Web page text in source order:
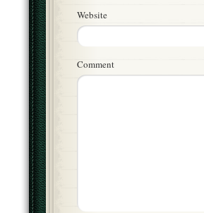
Website
Comment